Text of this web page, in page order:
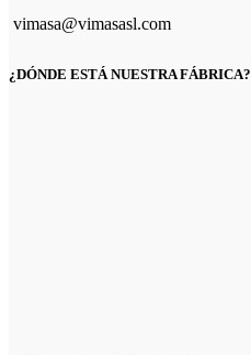
vimasa@vimasasl.com
¿DÓNDE ESTÁ NUESTRA FÁBRICA?